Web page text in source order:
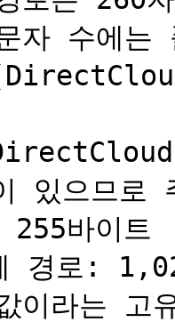
있으므로
이라는 고